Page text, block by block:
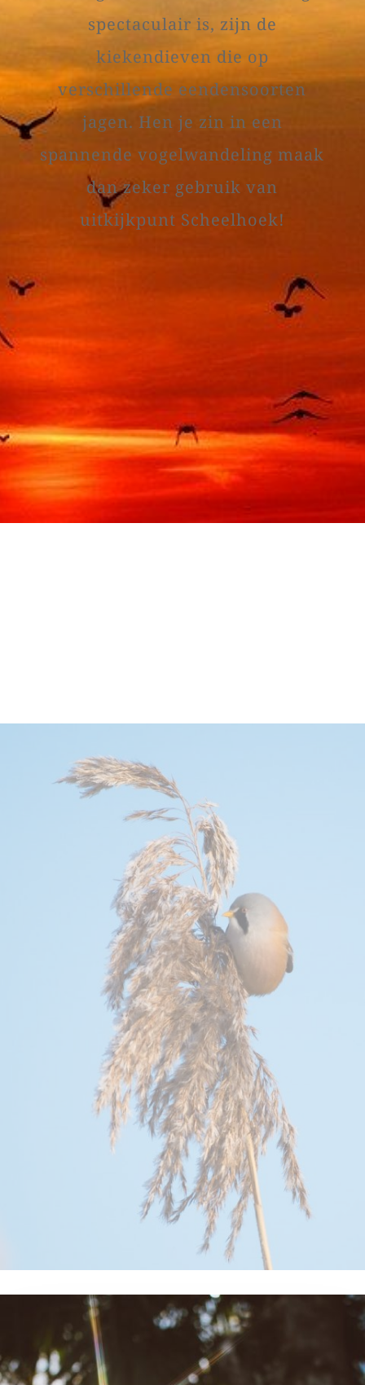
spectaculair is, zijn de
kiekendieven die op
verschillende eendensoorten
jagen. Hen je zin in een
spannende vogelwandeling maak
dan zeker gebruik van
uitkijkpunt Scheelhoek!